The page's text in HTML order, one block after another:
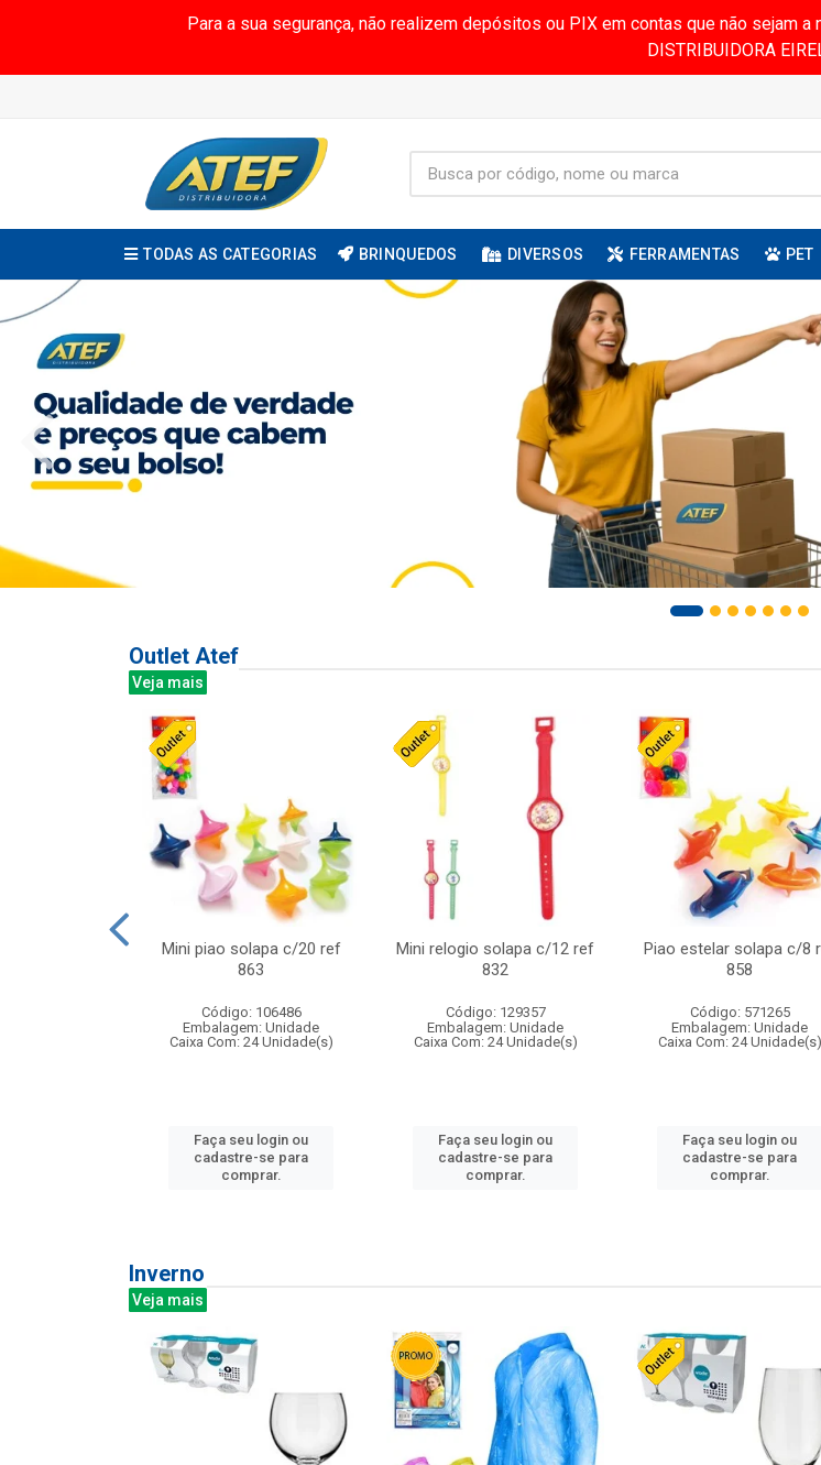
Para a sua segurança, não realizem depósitos ou PIX em contas que não sejam
DISTRIBUIDORA
TODAS AS CATEGORIAS BRINQUEDOS DIVERSOS FERRAMENTAS PET
Outlet Atef
Veja mais
Mini piao solapa c/20 ref
863
Código: 106486
Embalagem: Unidade
Caixa Com: 24 Unidade(s)
Faça seu login ou
cadastre-se para
comprar.
Mini relogio solapa c/12 ref
832
Código: 129357
Embalagem: Unidade
Caixa Com: 24 Unidade(s)
Faça seu login ou
cadastre-se para
comprar.
Piao estelar solapa c/8
858
Código: 571265
Embalagem: Unidade
Caixa Com: 24 Unidade(s)
Faça seu login ou
cadastre-se para
comprar.
Inverno
Veja mais